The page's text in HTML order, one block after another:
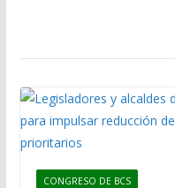
CONGRESO DE BCS